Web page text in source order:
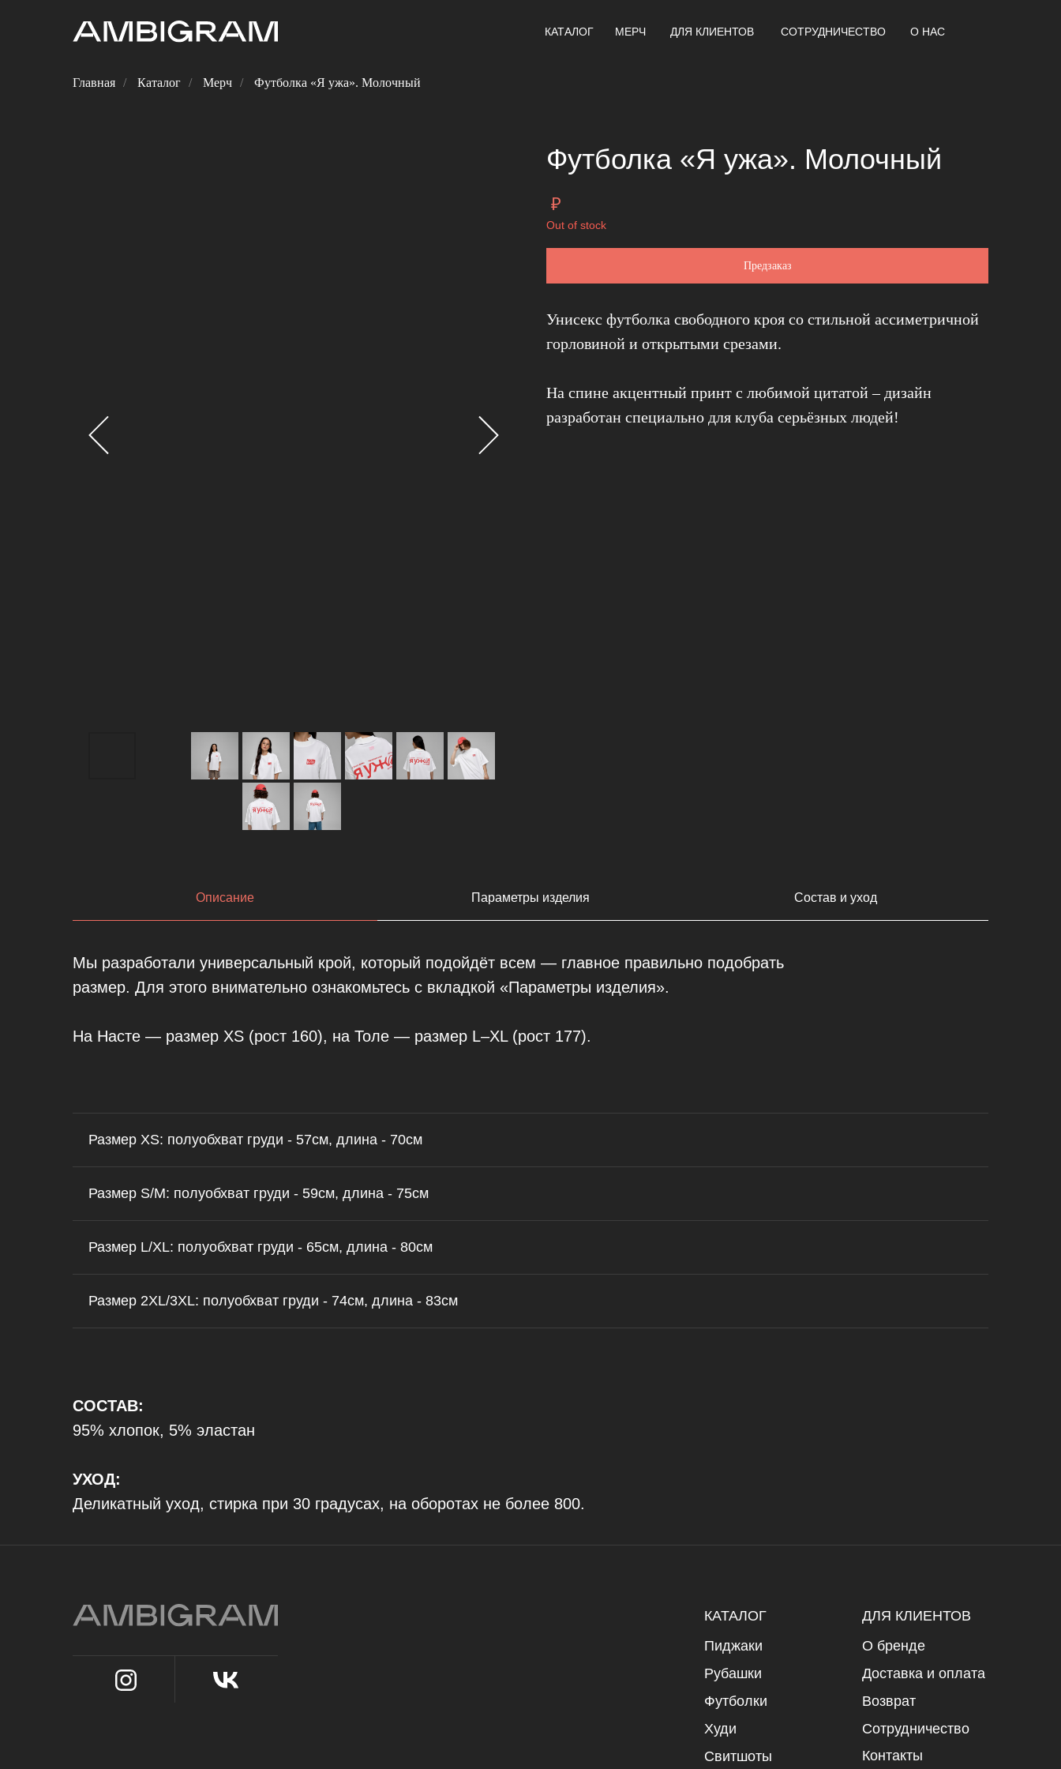
МЕРЧ
КАТАЛОГ ДЛЯ КЛИЕНТОВ СОТРУДНИЧЕСТВО О НАС
Главная / Каталог / Мерч / Футболка «Я ужа». Молочный
Футболка «Я ужа». Молочный
₽
Out of stock
Предзаказ
Унисекс футболка свободного кроя со стильной ассиметричной
горловиной и открытыми срезами.
На спине акцентный принт с любимой цитатой – дизайн
разработан специально для клуба серьёзных людей!
Описание Параметры изделия Состав и уход
Мы разработали универсальный крой, который подойдёт всем — главное правильно подобрать
размер. Для этого внимательно ознакомьтесь с вкладкой «Параметры изделия».
На Насте — размер XS (рост 160), на Толе — размер L–XL (рост 177).
Размер XS: полуобхват груди - 57см, длина - 70см
Размер S/M: полуобхват груди - 59см, длина - 75см
Размер L/XL: полуобхват груди - 65см, длина - 80см
Размер 2XL/3XL: полуобхват груди - 74см, длина - 83см
СОСТАВ:
95% хлопок, 5% эластан
УХОД:
Деликатный уход, стирка при 30 градусах, на оборотах не более 800.
КАТАЛОГ
ДЛЯ КЛИЕНТОВ
Пиджаки
О бренде
Рубашки
Доставка и оплата
Футболки
Возврат
Худи
Контакты
Сотрудничество
Свитшоты